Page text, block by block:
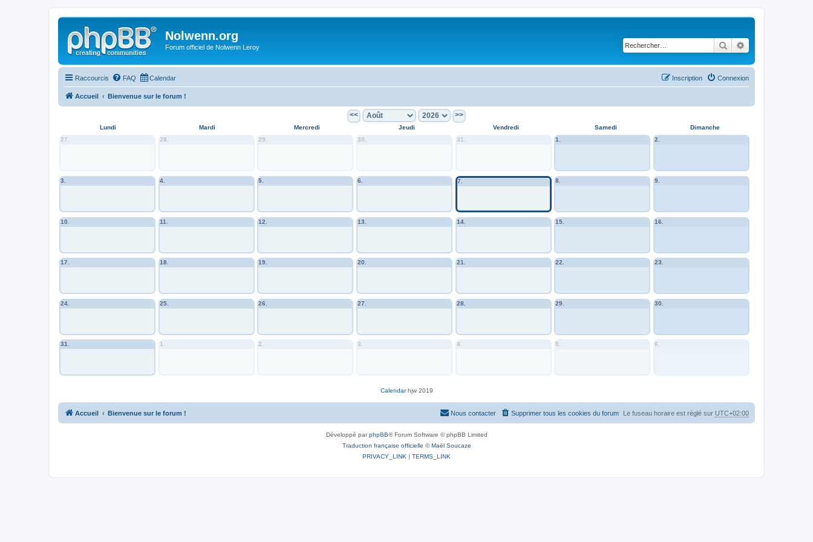
Nolwenn.org
Forum officiel de Nolwenn Leroy Rechercher
Raccourcis FAQ Calendar Connexion
Inscription
Accueil Bienvenue sur le forum !
<< >>
Lundi Mardi Mercredi Jeudi Vendredi Samedi
Dimanche
27.
28. 29. 30. 31. 1. 2.
3. 4. 5. 6. 7. 8. 9.
10. 11. 12. 13. 14. 15. 16.
17. 18. 19. 20. 21. 22. 23.
24. 25. 26. 27. 28. 29. 30.
31. 1. 2. 3. 4. 5. 6.
Calendarhjw 2019
Accueil Bienvenue sur le forum ! Le fuseau horaire est réglé sur UTC+02:00
Supprimer tous les cookies du forum
Nous contacter
Développé parphpBB® Forum Software © phpBB Limited
Traduction française officielle ©Maël Soucaze
PRIVACY_LINK | TERMS_LINK